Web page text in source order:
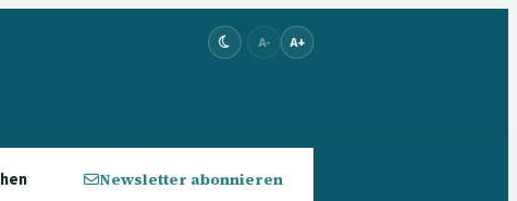
A- A+
Newsletter abonnieren